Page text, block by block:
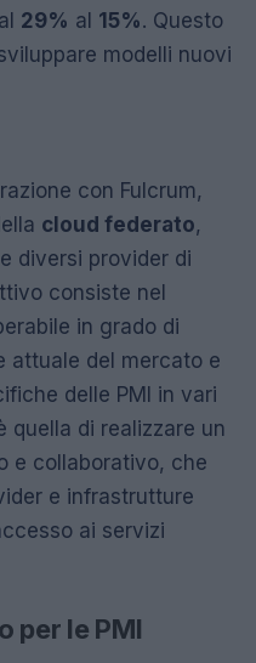
29% al 15%. Questo
modelli nuovi
con Fulcrum,
cloud federato,
diversi provider di
consiste nel
in grado di
attuale del mercato e
delle PMI in vari
quella di realizzare un
e collaborativo, che
e infrastrutture
ai servizi
per le PMI